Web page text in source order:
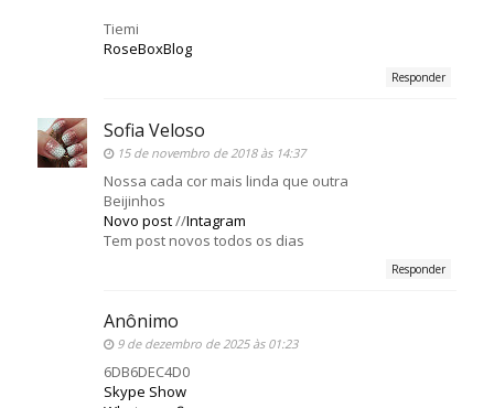
Tiemi
RoseBoxBlog
Responder
Sofia Veloso
15 de novembro de 2018 às 14:37
Nossa cada cor mais linda que outra
Beijinhos
Novo post//Intagram
Tem post novos todos os dias
Responder
Anônimo
9 de dezembro de 2025 às 01:23
6DB6DEC4D0
Skype Show